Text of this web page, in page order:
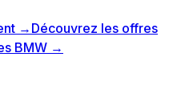
→ Découvrez les offres
BMW →